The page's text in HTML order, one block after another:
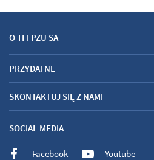
O TFI PZU SA
PRZYDATNE
SKONTAKTUJ SIĘ Z NAMI
SOCIAL MEDIA
Facebook
Youtube